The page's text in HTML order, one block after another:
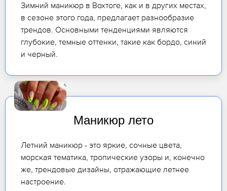
Зимний маникюр в Вохтоге, как и в других местах,
в сезоне этого года, предлагает разнообразие
трендов. Основными тенденциями являются
глубокие, темные оттенки, такие как бордо, синий
и черный.
Маникюр лето
Летний маникюр - это яркие, сочные цвета,
морская тематика, тропические узоры и, конечно
же, трендовые дизайны, отражающие летнее
настроение.